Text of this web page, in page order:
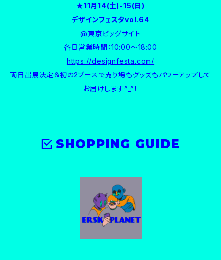
★11月14(土)-15(日)
デザインフェスタvol.64
@東京ビッグサイト
各日営業時間：10:00〜18:00
https://designfesta.com/
両日出展決定＆初の2ブースで売り場もグッズもパワーアップして
お届けします^_^！
SHOPPING GUIDE